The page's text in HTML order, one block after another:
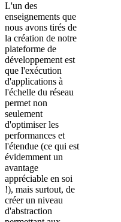
L'un des
enseignements que
nous avons tirés de
la création de notre
plateforme de
développement est
que l'exécution
d'applications à
l'échelle du réseau
permet non
seulement
d'optimiser les
performances et
l'étendue (ce qui est
évidemment un
avantage
appréciable en soi
!), mais surtout, de
créer un niveau
d'abstraction